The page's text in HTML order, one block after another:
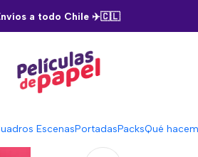
EscenasPortadasPacksQué
a todo Chile ✈️🇨🇱
Películas Million Dollar Baby
|
Million
Cantidad